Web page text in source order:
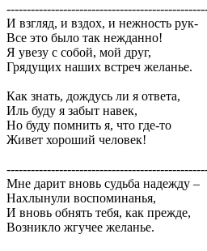
И взгляд, и вздох, и нежность рук-
Все это было так нежданно!
Я увезу с собой, мой друг,
Грядущих наших встреч желанье.
Как знать, дождусь ли я ответа,
Иль буду я забыт навек,
Но буду помнить я, что где-то
Живет хороший человек!
Мне дарит вновь судьба надежду –
Нахлынули воспоминанья,
И вновь обнять тебя, как прежде,
Возникло жгучее желанье.